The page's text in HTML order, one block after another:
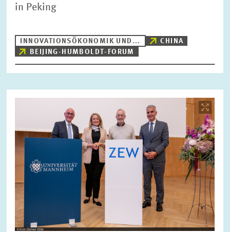
in Peking
INNOVATIONSÖKONOMIK UND...
CHINA
BEIJING-HUMBOLDT-FORUM
vergrößerter
Ansicht